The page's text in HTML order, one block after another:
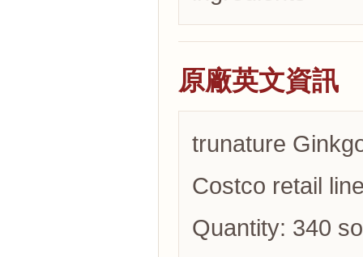
原廠英文資訊
trunature
Costco retail
Quantity: 340